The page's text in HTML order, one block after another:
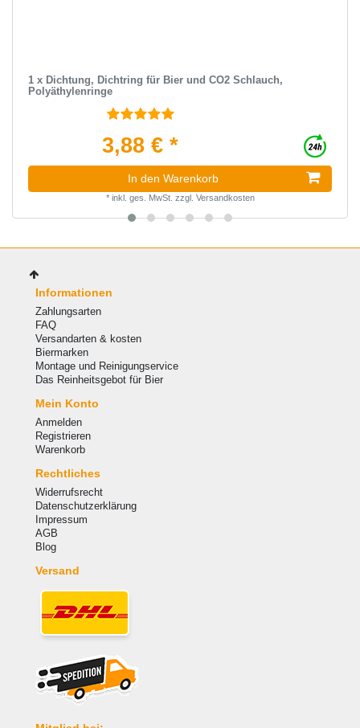
1 x Dichtung, Dichtring für Bier und CO2 Schlauch,
Polyäthylenringe
3,88 € *
In den Warenkorb
* inkl. ges. MwSt. zzgl. Versandkosten
Informationen
Zahlungsarten
FAQ
Versandarten & kosten
Biermarken
Montage und Reinigungservice
Das Reinheitsgebot für Bier
Mein Konto
Anmelden
Registrieren
Warenkorb
Rechtliches
Widerrufsrecht
Datenschutzerklärung
Impressum
AGB
Blog
Versand